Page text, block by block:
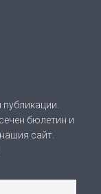
бюлетин и
сайт.